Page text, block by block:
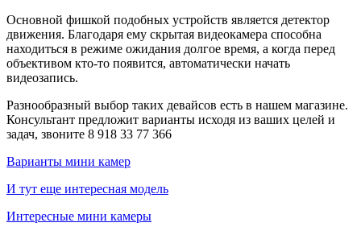
Основной фишкой подобных устройств является детектор
движения. Благодаря ему скрытая видеокамера способна
находиться в режиме ожидания долгое время, а когда перед
объективом кто-то появится, автоматически начать
видеозапись.
Разнообразный выбор таких девайсов есть в нашем магазине.
Консультант предложит варианты исходя из ваших целей и
задач, звоните 8 918 33 77 366
Варианты мини камер
И тут еще интересная модель
Интересные мини камеры